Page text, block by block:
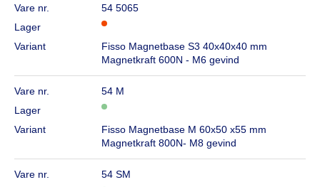
Vare nr.
54 5065
Lager
Variant
Fisso Magnetbase S3 40x40x40 mm
Magnetkraft 600N - M6 gevind
Vare nr.
54 M
Lager
Variant
Fisso Magnetbase M 60x50 x55 mm
Magnetkraft 800N- M8 gevind
Vare nr.
54 SM